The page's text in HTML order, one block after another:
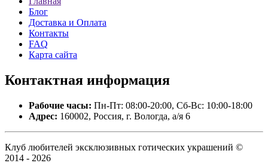
Блог
Доставка и Оплата
Контакты
FAQ
Карта сайта
Контактная информация
Рабочие часы: Пн-Пт: 08:00-20:00, Сб-Вс: 10:00-18:00
Адрес: 160002, Россия, г. Вологда, а/я 6
Клуб любителей эксклюзивных готических украшений ©
2014 - 2026